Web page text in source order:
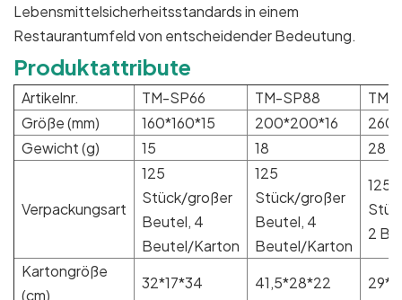
Lebensmittelsicherheitsstandards in einem
Restaurantumfeld von entscheidender Bedeutung.
Produktattribute
Artikelnr. TM-SP66 TM-SP88
TM-
Größe (mm)
160*160*15 200*200*16
Gewicht (g)
15 18 28
Verpackungsart
125
Stück/großer
Beutel, 4
Beutel/Karton
125
Stück/großer
Beutel, 4
Beutel/Karton
125
2
Kartongröße
(cm)
32*17*34 41,5*28*22